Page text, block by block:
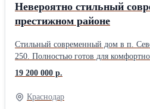
Невероятно стильный
престижном районе
Стильный современный дом в п.
250. Полностью готов для
Дом кирпичный, 2014 года
участок 4,2 сотки. Высокие потолки
тёплый и уютный дом с
изолированные комнаты •
19 200 000 р.
Краснодар